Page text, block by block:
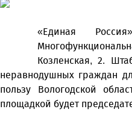
«Единая
Козленская, 2.
неравнодушных граждан
пользу Вологодской
площадкой будет